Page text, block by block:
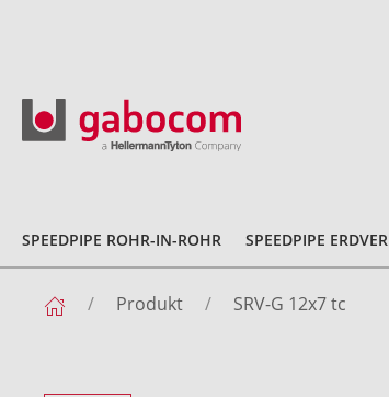
SPEEDPIPE ROHR-IN-ROHR SPEEDPIPE
Produkt SRV-G 12x7 tc